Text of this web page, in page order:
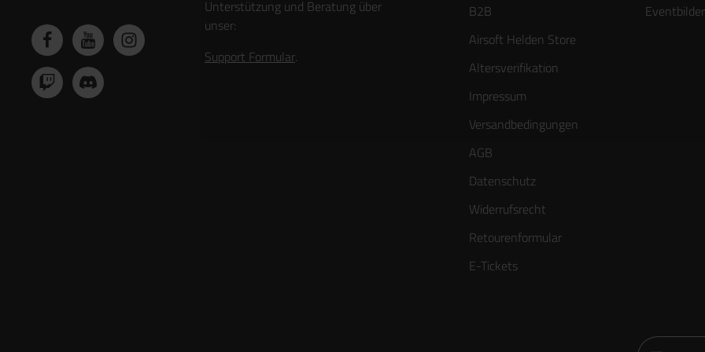
E-Mail-
Unterstützung und Beratung über
unser:
Support Formular.
B2B
Airsoft Helden Store
Altersverifikation
Impressum
Versandbedingungen
AGB
Datenschutz
Widerrufsrecht
Retourenformular
E-Tickets
Eventbilder